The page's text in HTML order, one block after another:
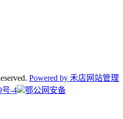
Powered by 禾店网站管理
号-4
鄂公网安备